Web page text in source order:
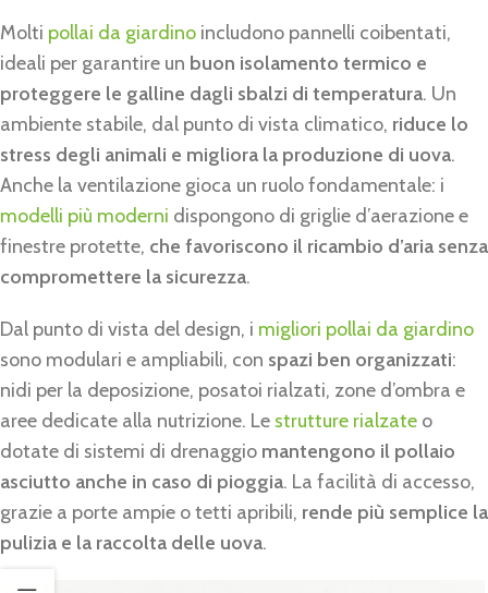
Molti pollai da giardino includono pannelli coibentati,
ideali per garantire un buon isolamento termico e
proteggere le galline dagli sbalzi di temperatura. Un
ambiente stabile, dal punto di vista climatico, riduce lo
stress degli animali e migliora la produzione di uova.
Anche la ventilazione gioca un ruolo fondamentale: i
modelli più moderni dispongono di griglie d’aerazione e
finestre protette, che favoriscono il ricambio d’aria senza
compromettere la sicurezza.
Dal punto di vista del design, i migliori pollai da giardino
sono modulari e ampliabili, con spazi ben organizzati:
nidi per la deposizione, posatoi rialzati, zone d’ombra e
aree dedicate alla nutrizione. Le strutture rialzate o
dotate di sistemi di drenaggio mantengono il pollaio
asciutto anche in caso di pioggia. La facilità di accesso,
grazie a porte ampie o tetti apribili, rende più semplice la
pulizia e la raccolta delle uova.